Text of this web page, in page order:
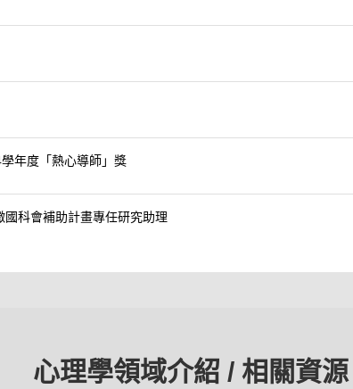
年度「熱心導師」獎
科會補助計畫專任研究助理
心理學領域介紹 / 相關資源